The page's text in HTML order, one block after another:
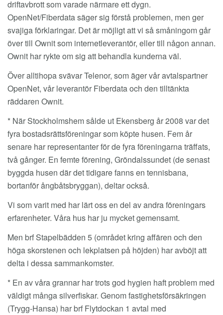
driftavbrott som varade närmare ett dygn.
OpenNet/Fiberdata säger sig förstå problemen, men ger
svajiga förklaringar. Det är möjligt att vi så småningom går
över till Ownit som internetleverantör, eller till någon annan.
Ownit har rykte om sig att behandla kunderna väl.
Över alltihopa svävar Telenor, som äger vår avtalspartner
OpenNet, vår leverantör Fiberdata och den tilltänkta
räddaren Ownit.
* När Stockholmshem sålde ut Ekensberg år 2008 var det
fyra bostadsrättsföreningar som köpte husen. Fem år
senare har representanter för de fyra föreningarna träffats,
två gånger. En femte förening, Gröndalssundet (de senast
byggda husen där det tidigare fanns en tennisbana,
bortanför ångbåtsbryggan), deltar också.
Vi som varit med har lärt oss en del av andra föreningars
erfarenheter. Våra hus har ju mycket gemensamt.
Men brf Stapelbädden 5 (området kring affären och den
höga skorstenen och lekplatsen på höjden) har avböjt att
delta i dessa sammankomster.
* En av våra grannar har trots god hygien haft problem med
väldigt många silverfiskar. Genom fastighetsförsäkringen
(Trygg-Hansa) har brf Flytdockan 1 avtal med